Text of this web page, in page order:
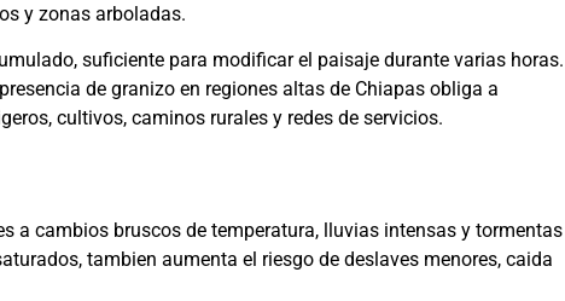
y zonas arboladas.
suficiente para modificar el paisaje durante varias horas.
de granizo en regiones altas de Chiapas obliga a
cultivos, caminos rurales y redes de servicios.
a cambios bruscos de temperatura, lluvias intensas y tormentas
tambien aumenta el riesgo de deslaves menores, caida